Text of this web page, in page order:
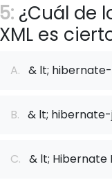
5: ¿Cuál de
XML es
A. & lt;
B. & lt;
C. & lt; Hibernate